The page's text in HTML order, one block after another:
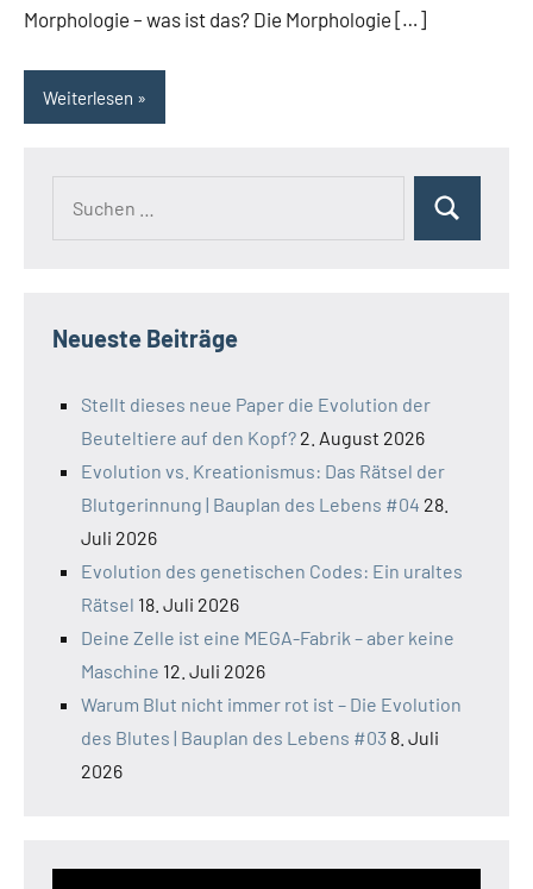
Morphologie – was ist das? Die Morphologie […]
Weiterlesen
Suchen
Neueste Beiträge
Stellt dieses neue Paper die Evolution der
Beuteltiere auf den Kopf? 2. August 2026
Evolution vs. Kreationismus: Das Rätsel der
Blutgerinnung | Bauplan des Lebens #04 28.
Juli 2026
Evolution des genetischen Codes: Ein uraltes
Rätsel 18. Juli 2026
Deine Zelle ist eine MEGA-Fabrik – aber keine
Maschine 12. Juli 2026
Warum Blut nicht immer rot ist – Die Evolution
des Blutes | Bauplan des Lebens #03 8. Juli
2026